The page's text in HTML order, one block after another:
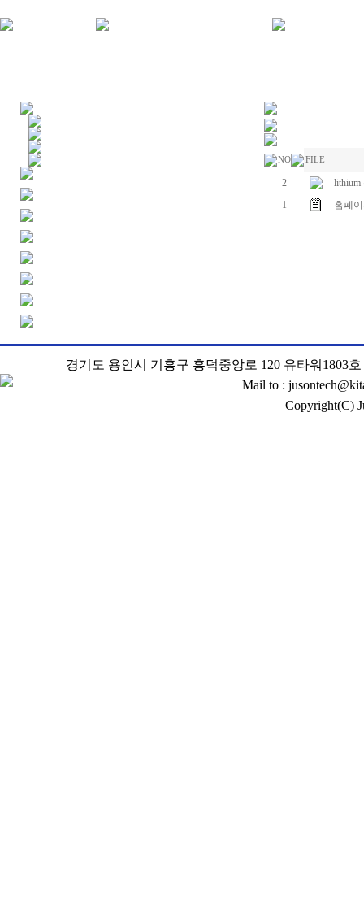
NO FILE
2
lithium
1
홈페
경기도 용인시 기흥구 흥덕중앙로 120 유타워1803
Mail to :
Copyright(C)